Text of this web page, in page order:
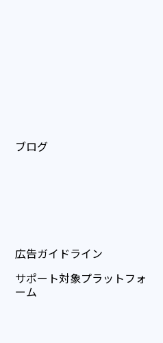
ブログ
広告ガイドライン
サポート対象プラットフォ
ーム